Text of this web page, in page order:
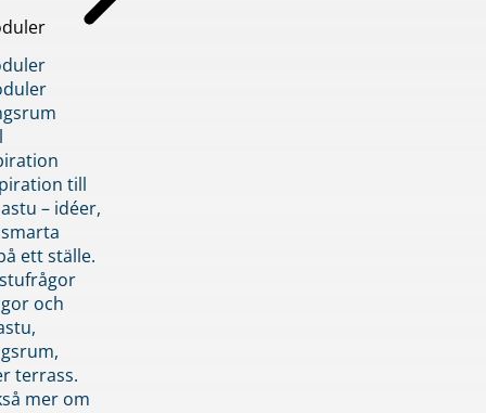
till
– idéer,
ett ställe.
och
terrass.
mer om